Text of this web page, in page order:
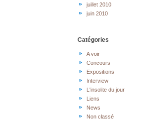
juillet 2010
juin 2010
Catégories
A voir
Concours
Expositions
Interview
L'insolite du jour
Liens
News
Non classé